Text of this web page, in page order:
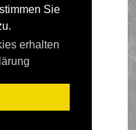
Sie
erhalten